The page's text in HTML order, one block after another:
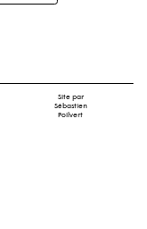
Site par
Sébastien
Poilvert